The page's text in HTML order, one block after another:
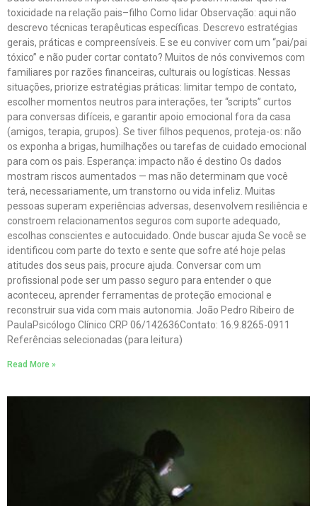
toxicidade na relação pais–filho Como lidar Observação: aqui não
descrevo técnicas terapêuticas específicas. Descrevo estratégias
gerais, práticas e compreensíveis. E se eu conviver com um “pai/pai
tóxico” e não puder cortar contato? Muitos de nós convivemos com
familiares por razões financeiras, culturais ou logísticas. Nessas
situações, priorize estratégias práticas: limitar tempo de contato,
escolher momentos neutros para interações, ter “scripts” curtos
para conversas difíceis, e garantir apoio emocional fora da casa
(amigos, terapia, grupos). Se tiver filhos pequenos, proteja-os: não
os exponha a brigas, humilhações ou tarefas de cuidado emocional
para com os pais. Esperança: impacto não é destino Os dados
mostram riscos aumentados — mas não determinam que você
terá, necessariamente, um transtorno ou vida infeliz. Muitas
pessoas superam experiências adversas, desenvolvem resiliência e
constroem relacionamentos seguros com suporte adequado,
escolhas conscientes e autocuidado. Onde buscar ajuda Se você se
identificou com parte do texto e sente que sofre até hoje pelas
atitudes dos seus pais, procure ajuda. Conversar com um
profissional pode ser um passo seguro para entender o que
aconteceu, aprender ferramentas de proteção emocional e
reconstruir sua vida com mais autonomia. João Pedro Ribeiro de
PaulaPsicólogo Clínico CRP 06/142636Contato: 16.9.8265-0911
Referências selecionadas (para leitura)
Read More »